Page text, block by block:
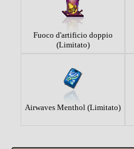
Fuoco d'artificio doppio
(Limitato)
Airwaves Menthol (Limitato)